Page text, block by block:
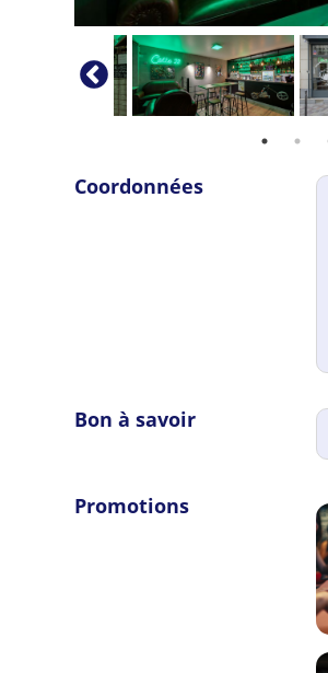
Coordonnées
Bon à savoir
Promotions